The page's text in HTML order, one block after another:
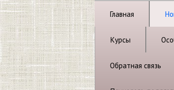
Главная
Курсы
Обратная связь